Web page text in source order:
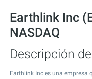
Earthlink Inc
NASDAQ
Descripción
Earthlink Inc es una empresa